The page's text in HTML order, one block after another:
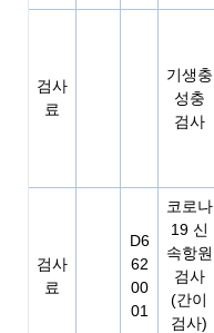
검사
료
기생충
성충
검사
검사
료
D6
62
00
01
코로나
19 신
속항원
검사
(간이
검사)